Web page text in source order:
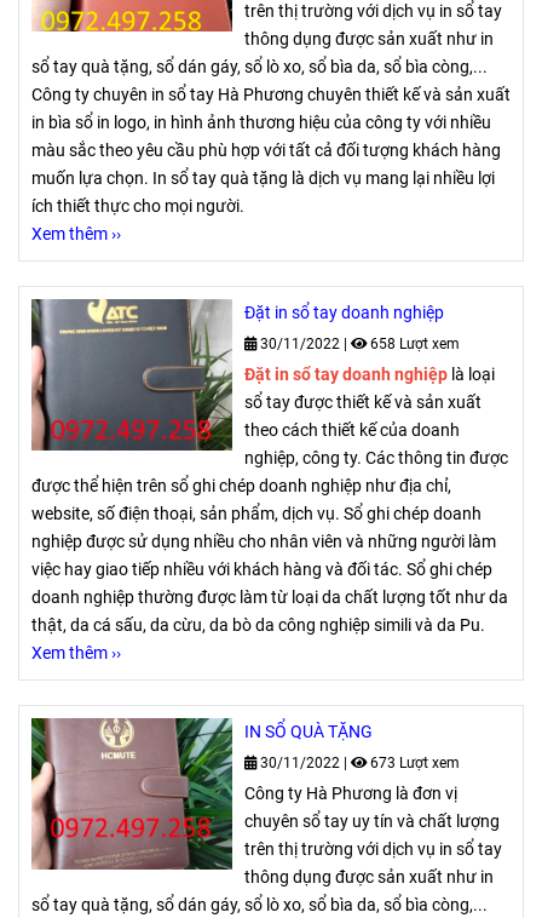
trên thị trường với dịch vụ in sổ tay
thông dụng được sản xuất như in
sổ tay quà tặng, sổ dán gáy, sổ lò xo, sổ bìa da, sổ bìa còng,...
Công ty chuyên in sổ tay Hà Phương chuyên thiết kế và sản xuất
in bìa sổ in logo, in hình ảnh thương hiệu của công ty với nhiều
màu sắc theo yêu cầu phù hợp với tất cả đối tượng khách hàng
muốn lựa chọn. In sổ tay quà tặng là dịch vụ mang lại nhiều lợi
ích thiết thực cho mọi người.
Xem thêm ››
Đặt in sổ tay doanh nghiệp
30/11/2022 | 658 Lượt xem
Đặt in sổ tay doanh nghiệp là loại
sổ tay được thiết kế và sản xuất
theo cách thiết kế của doanh
nghiệp, công ty. Các thông tin được
được thể hiện trên sổ ghi chép doanh nghiệp như địa chỉ,
website, số điện thoại, sản phẩm, dịch vụ. Sổ ghi chép doanh
nghiệp được sử dụng nhiều cho nhân viên và những người làm
việc hay giao tiếp nhiều với khách hàng và đối tác. Sổ ghi chép
doanh nghiệp thường được làm từ loại da chất lượng tốt như da
thật, da cá sấu, da cừu, da bò da công nghiệp simili và da Pu.
Xem thêm ››
IN SỔ QUÀ TẶNG
30/11/2022 | 673 Lượt xem
Công ty Hà Phương là đơn vị
chuyên sổ tay uy tín và chất lượng
trên thị trường với dịch vụ in sổ tay
thông dụng được sản xuất như in
sổ tay quà tặng, sổ dán gáy, sổ lò xo, sổ bìa da, sổ bìa còng,...